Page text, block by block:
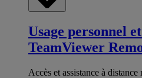
Usage personnel
TeamViewer
Accès et assistance à distance